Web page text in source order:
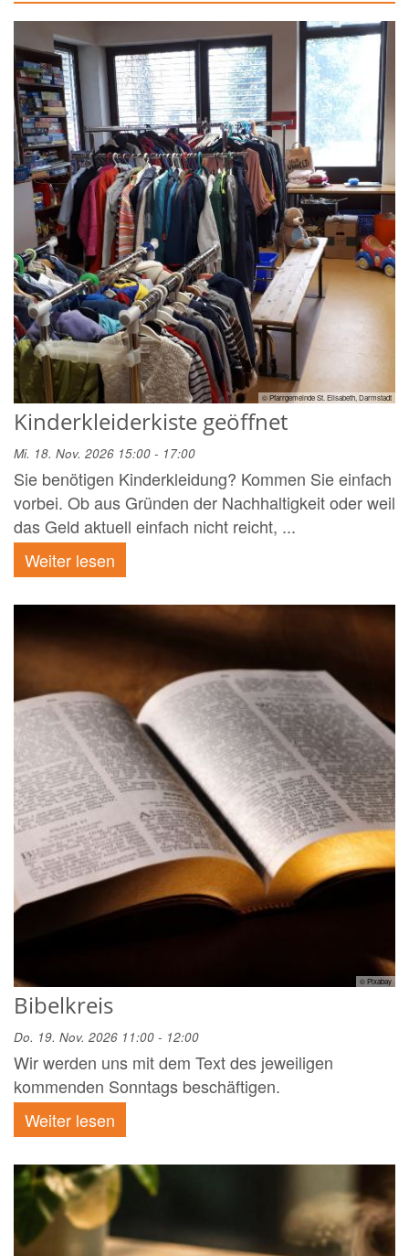
© Pfarrgemeinde St. Elisabeth, Darmstadt
Kinderkleiderkiste geöffnet
Mi. 18. Nov. 2026 15:00 - 17:00
Sie benötigen Kinderkleidung? Kommen Sie einfach
vorbei. Ob aus Gründen der Nachhaltigkeit oder weil
das Geld aktuell einfach nicht reicht, ...
Weiter lesen
© Pixabay
Bibelkreis
Do. 19. Nov. 2026 11:00 - 12:00
Wir werden uns mit dem Text des jeweiligen
kommenden Sonntags beschäftigen.
Weiter lesen